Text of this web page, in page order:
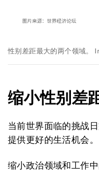
性别差距最大的两个领域。
缩小性别差
当前世界面临的挑战
提供更好的生活机会。
缩小政治领域和工作